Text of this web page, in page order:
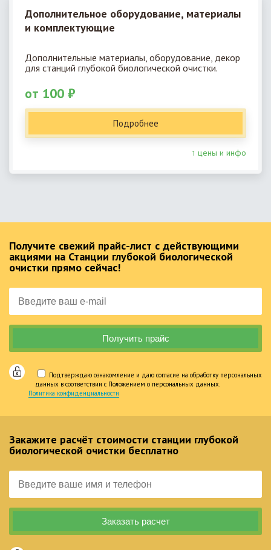
Дополнительное оборудование, материалы
и комплектующие
Дополнительные материалы, оборудование, декор
для станций глубокой биологической очистки.
от 100 ₽
Подробнее
↑ цены и инфо
Получите свежий прайс-лист с действующими
акциями на Станции глубокой биологической
очистки прямо сейчас!
Подтверждаю ознакомление и даю согласие на обработку персональных
данных в соответствии с Положением о персональных данных.
Политика конфиденциальности
Закажите расчёт стоимости станции глубокой
биологической очистки бесплатно